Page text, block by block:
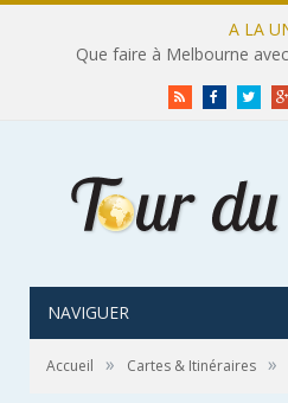
A LA
Que faire à Melbourne
RSS FacebookTwitter
NAVIGUER
Accueil » Cartes & Itinéraires »